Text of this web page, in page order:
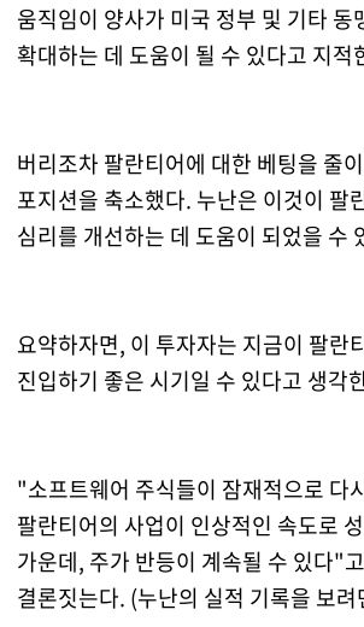
움직임이 양사가 미국 정부 및 기타 동
확대하는 데 도움이 될 수 있다고 지적
버리조차 팔란티어에 대한 베팅을 줄
포지션을 축소했다. 누난은 이것이 팔
심리를 개선하는 데 도움이 되었을 수
요약하자면, 이 투자자는 지금이 팔란
진입하기 좋은 시기일 수 있다고 생각
"소프트웨어 주식들이 잠재적으로 다
팔란티어의 사업이 인상적인 속도로
가운데, 주가 반등이 계속될 수 있다"
결론짓는다. (누난의 실적 기록을 보려